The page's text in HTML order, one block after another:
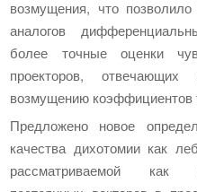
возмущения, что
аналогов
более точные оценки
проекторов,
возмущению коэффициентов
Предложено новое
качества дихотомии как
рассматриваемой как